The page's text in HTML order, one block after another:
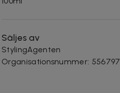
Säljes av
StylingAgenten
Organisationsnummer: